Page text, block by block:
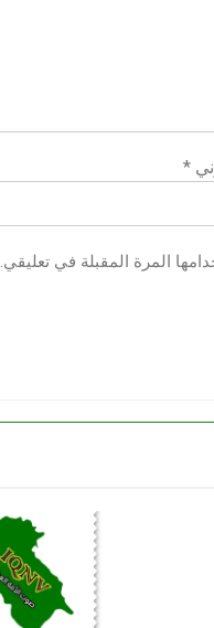
*
المرة المقبلة في تعليقي.